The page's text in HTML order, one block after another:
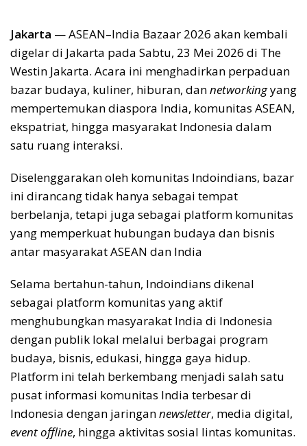
Jakarta — ASEAN–India Bazaar 2026 akan kembali
digelar di Jakarta pada Sabtu, 23 Mei 2026 di The
Westin Jakarta. Acara ini menghadirkan perpaduan
bazar budaya, kuliner, hiburan, dannetworkingyang
mempertemukan diaspora India, komunitas ASEAN,
ekspatriat, hingga masyarakat Indonesia dalam
satu ruang interaksi.
Diselenggarakan oleh komunitas Indoindians, bazar
ini dirancang tidak hanya sebagai tempat
berbelanja, tetapi juga sebagai platform komunitas
yang memperkuat hubungan budaya dan bisnis
antar masyarakat ASEAN dan India
Selama bertahun-tahun, Indoindians dikenal
sebagai platform komunitas yang aktif
menghubungkan masyarakat India di Indonesia
dengan publik lokal melalui berbagai program
budaya, bisnis, edukasi, hingga gaya hidup.
Platform ini telah berkembang menjadi salah satu
pusat informasi komunitas India terbesar di
Indonesia dengan jaringannewsletter, media digital,
event offline, hingga aktivitas sosial lintas komunitas.